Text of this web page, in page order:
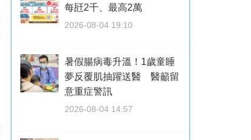
每瓩2千、最高2萬
2026-08-04 19:10
暑假腸病毒升溫！1歲童睡
夢反覆肌抽躍送醫 醫籲留
意重症警訊
2026-08-04 14:57